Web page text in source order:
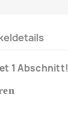
1 Abschnitt!